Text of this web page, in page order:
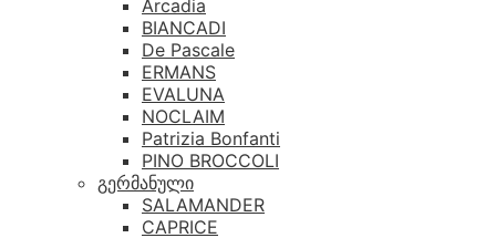
Arcadia
BIANCADI
De Pascale
ERMANS
EVALUNA
NOCLAIM
Patrizia Bonfanti
PINO BROCCOLI
გერმანული
SALAMANDER
CAPRICE